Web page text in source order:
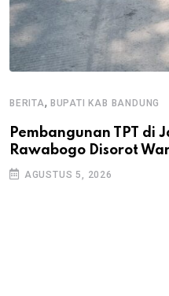
BERITA, BUPATI KAB BANDUNG
Pembangunan TPT di
Rawabogo Disorot
AGUSTUS 5, 2026